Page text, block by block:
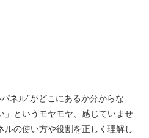
ネル”がどこにあるか分からな
」というモヤモヤ、感じていませ
ルの使い方や役割を正しく理解し